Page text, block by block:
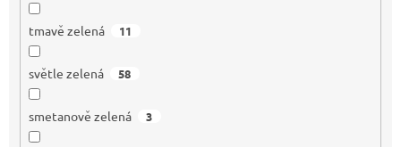
tmavě zelená 11
světle zelená 58
smetanově zelená 3